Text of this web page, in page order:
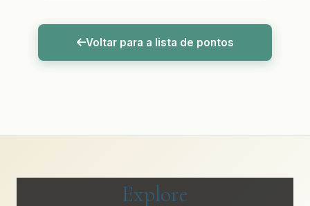
Voltar para a lista de pontos
Explore